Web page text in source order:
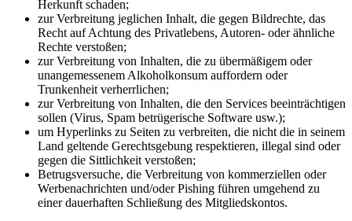
Herkunft schaden;
zur Verbreitung jeglichen Inhalt, die gegen Bildrechte, das
Recht auf Achtung des Privatlebens, Autoren- oder ähnliche
Rechte verstoßen;
zur Verbreitung von Inhalten, die zu übermäßigem oder
unangemessenem Alkoholkonsum auffordern oder
Trunkenheit verherrlichen;
zur Verbreitung von Inhalten, die den Services beeinträchtigen
sollen (Virus, Spam betrügerische Software usw.);
um Hyperlinks zu Seiten zu verbreiten, die nicht die in seinem
Land geltende Gerechtsgebung respektieren, illegal sind oder
gegen die Sittlichkeit verstoßen;
Betrugsversuche, die Verbreitung von kommerziellen oder
Werbenachrichten und/oder Pishing führen umgehend zu
einer dauerhaften Schließung des Mitgliedskontos.